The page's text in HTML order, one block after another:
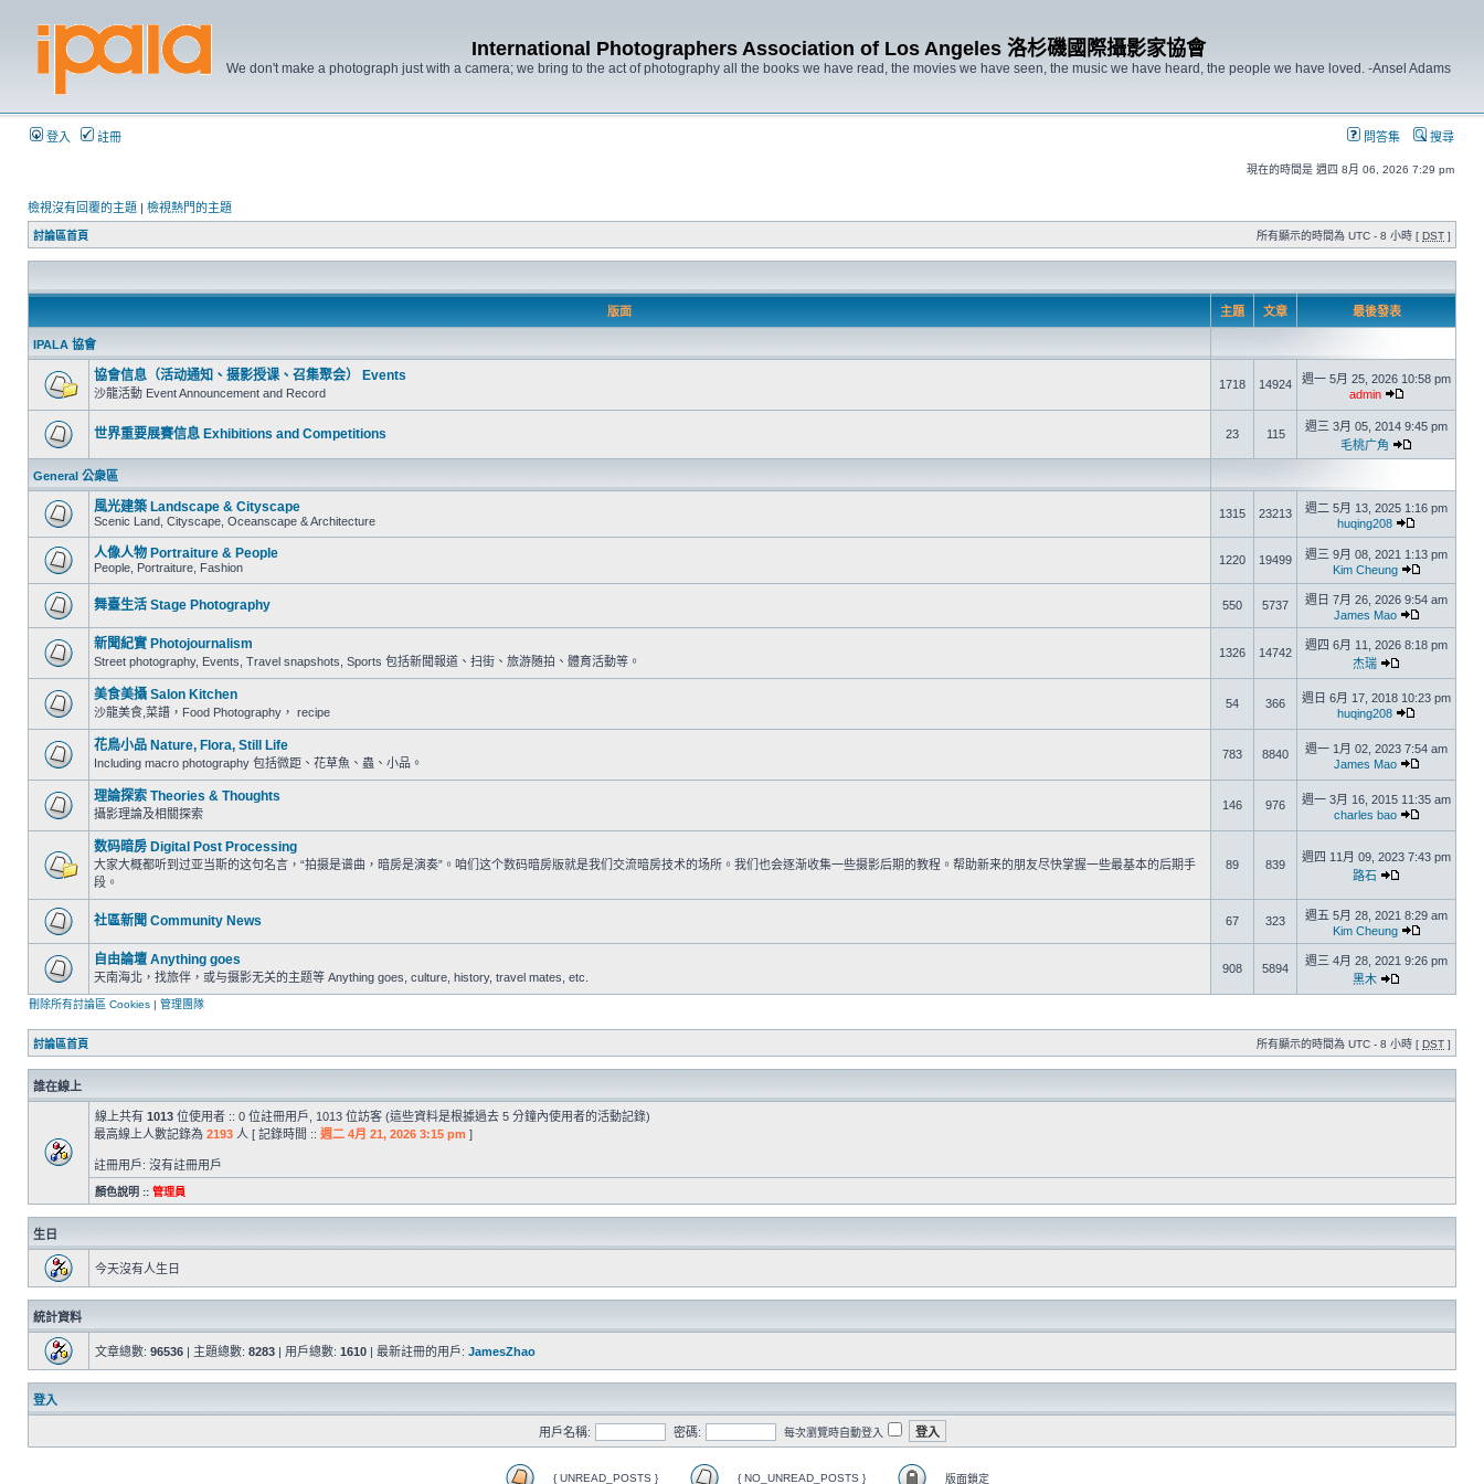
International Photographers Association of Los Angeles 洛杉磯國際攝影家協會
We don't make a photograph just with a camera; we bring to the act of photography all the books we have read, the movies we have seen, the music we have heard, the people we have loved. -Ansel Adams
登入 註冊 問答集 搜尋
現在的時間是 週四 8月 06, 2026 7:29 pm
檢視沒有回覆的主題 | 檢視熱門的主題
討論區首頁 所有顯示的時間為 UTC - 8 小時 [ DST ]
版面 主題 文章 最後發表
IPALA 協會
協會信息（活动通知、摄影授课、召集聚会） Events
沙龍活動 Event Announcement and Record
1718 14924
週一 5月 25, 2026 10:58 pm
admin
世界重要展賽信息 Exhibitions and Competitions 23 115
週三 3月 05, 2014 9:45 pm
毛桃广角
General 公衆區
風光建築 Landscape & Cityscape
Scenic Land, Cityscape, Oceanscape & Architecture
1315 23213
週二 5月 13, 2025 1:16 pm
huqing208
人像人物 Portraiture & People
People, Portraiture, Fashion
1220 19499
週三 9月 08, 2021 1:13 pm
Kim Cheung
舞臺生活 Stage Photography 550 5737
週日 7月 26, 2026 9:54 am
James Mao
新聞紀實 Photojournalism
Street photography, Events, Travel snapshots, Sports 包括新聞報道、扫街、旅游随拍、體育活動等。
1326 14742
週四 6月 11, 2026 8:18 pm
杰瑞
美食美攝 Salon Kitchen
沙龍美食,菜譜，Food Photography， recipe
54 366
週日 6月 17, 2018 10:23 pm
huqing208
花鳥小品 Nature, Flora, Still Life
Including macro photography 包括微距、花草魚、蟲、小品。
783 8840
週一 1月 02, 2023 7:54 am
James Mao
理論探索 Theories & Thoughts
攝影理論及相關探索
146 976
週一 3月 16, 2015 11:35 am
charles bao
数码暗房 Digital Post Processing
大家大概都听到过亚当斯的这句名言，“拍摄是谱曲，暗房是演奏”。咱们这个数码暗房版就是我们交流暗房技术的场所。我们也会逐渐收集一些摄影后期的教程。帮助新来的朋友尽快掌握一些最基本的后期手
段。
89 839
週四 11月 09, 2023 7:43 pm
路石
社區新聞 Community News 67 323
週五 5月 28, 2021 8:29 am
Kim Cheung
自由論壇 Anything goes
天南海北，找旅伴，或与摄影无关的主题等 Anything goes, culture, history, travel mates, etc.
908 5894
週三 4月 28, 2021 9:26 pm
黑木
刪除所有討論區 Cookies | 管理團隊
討論區首頁 所有顯示的時間為 UTC - 8 小時 [ DST ]
誰在線上
線上共有 1013 位使用者 :: 0 位註冊用戶, 1013 位訪客 (這些資料是根據過去 5 分鐘內使用者的活動記錄)
最高線上人數記錄為 2193 人 [ 記錄時間 :: 週二 4月 21, 2026 3:15 pm ]
註冊用戶: 沒有註冊用戶
顏色說明 :: 管理員
生日
今天沒有人生日
統計資料
文章總數: 96536 | 主題總數: 8283 | 用戶總數: 1610 | 最新註冊的用戶: JamesZhao
登入
用戶名稱: 密碼: 每次瀏覽時自動登入
{ UNREAD_POSTS } { NO_UNREAD_POSTS } 版面鎖定